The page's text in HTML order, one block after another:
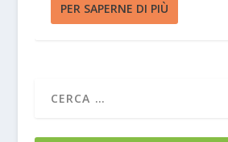
PER SAPERNE DI PIÙ